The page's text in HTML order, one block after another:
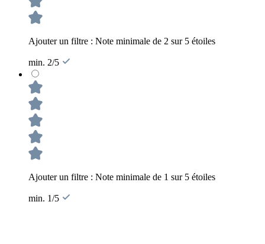
Ajouter un filtre : Note minimale de 2 sur 5 étoiles
min. 2/5
Ajouter un filtre : Note minimale de 1 sur 5 étoiles
min. 1/5